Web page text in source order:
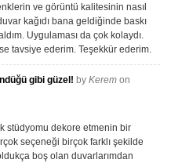
ve görüntü kalitesinin nasıl
kağıdı bana geldiğinde baskı
Uygulaması da çok kolaydı.
tavsiye ederim. Teşekkür ederim.
gibi güzel! byKerem on
stüdyomu dekore etmenin bir
seçeneği birçok farklı şekilde
boş olan duvarlarımdan